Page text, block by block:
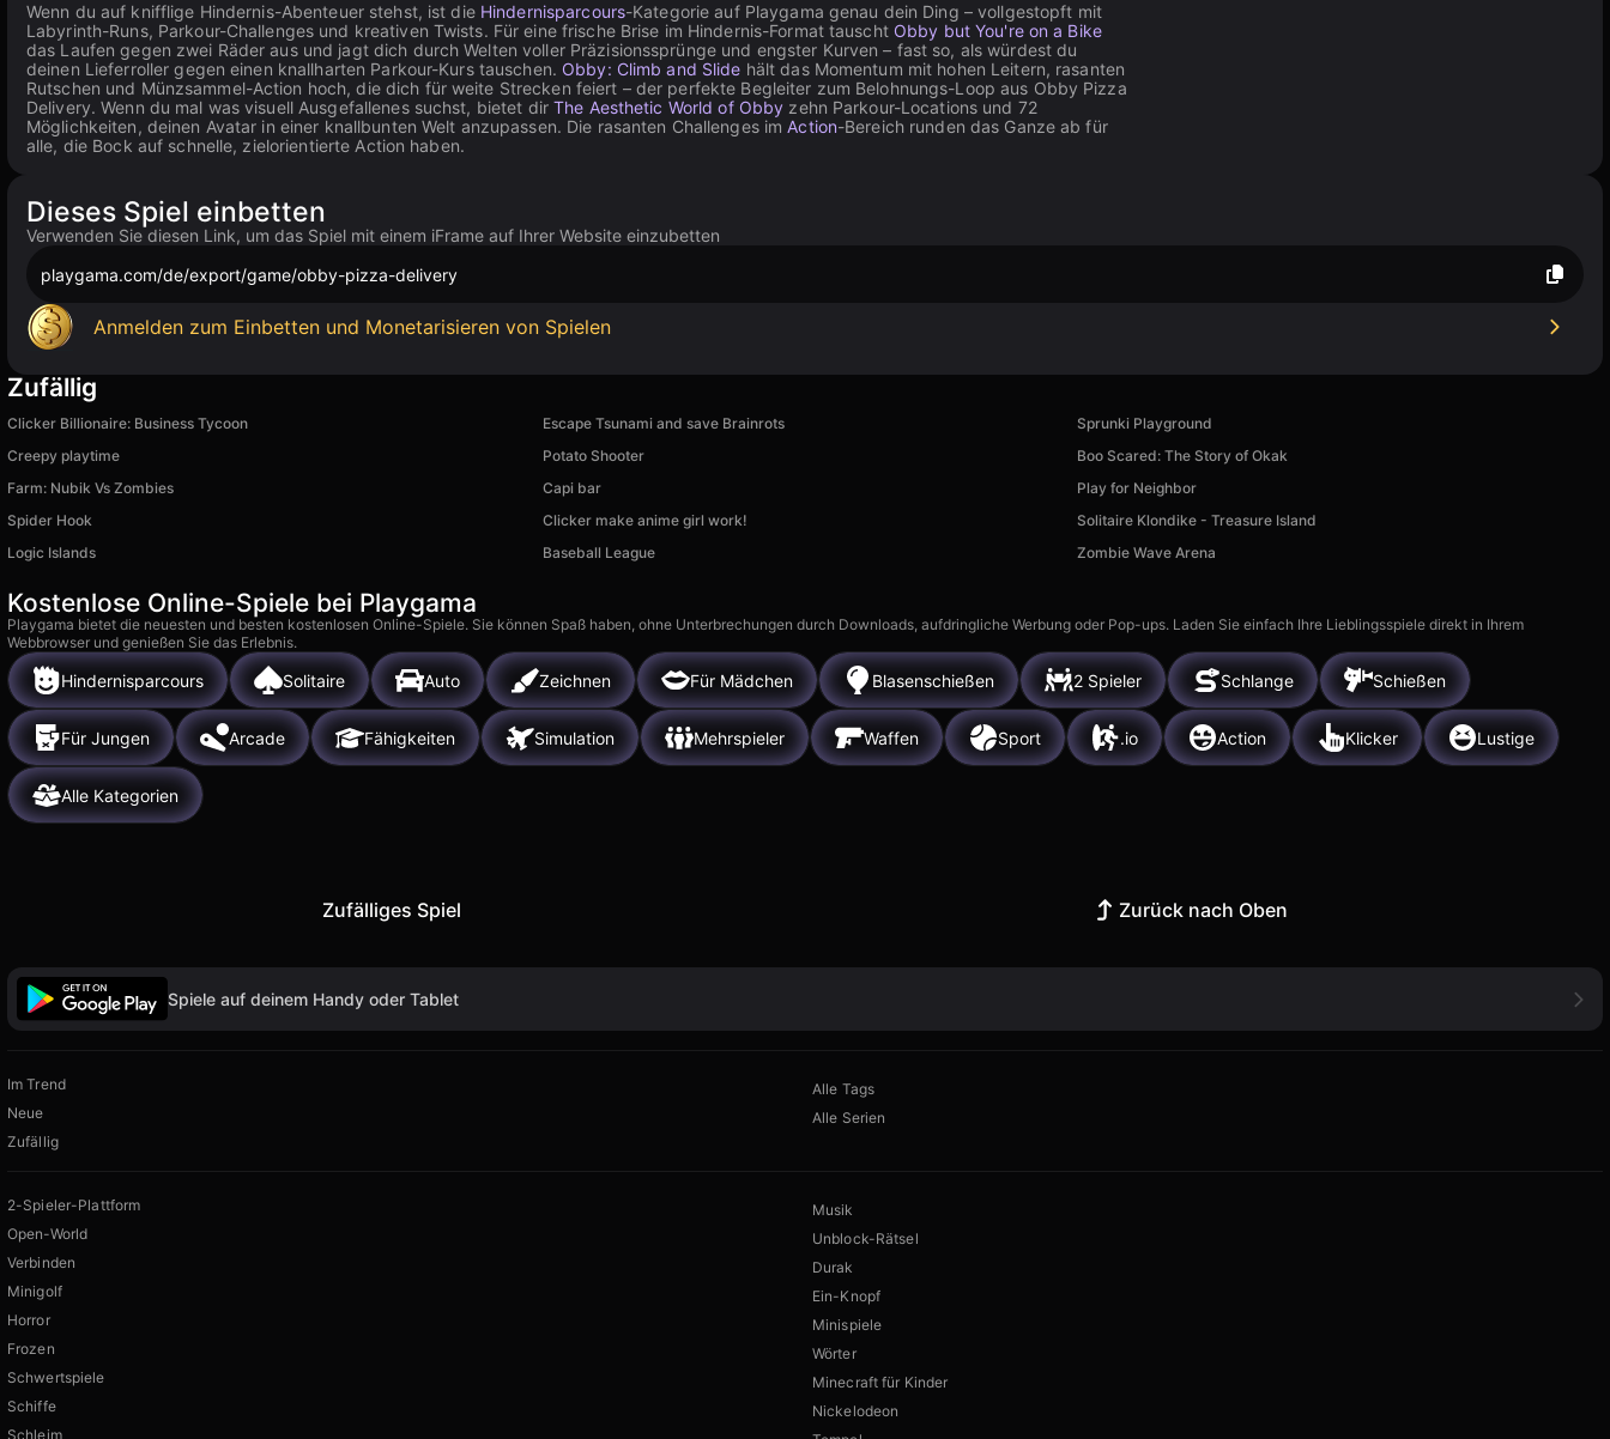
Wenn du auf knifflige Hindernis-Abenteuer stehst, ist die Hindernisparcours-Kategorie auf Playgama genau dein Ding – vollgestopft mit
Labyrinth-Runs, Parkour-Challenges und kreativen Twists. Für eine frische Brise im Hindernis-Format tauscht Obby but You're on a Bike
das Laufen gegen zwei Räder aus und jagt dich durch Welten voller Präzisionssprünge und engster Kurven – fast so, als würdest du
deinen Lieferroller gegen einen knallharten Parkour-Kurs tauschen. Obby: Climb and Slide hält das Momentum mit hohen Leitern, rasanten
Rutschen und Münzsammel-Action hoch, die dich für weite Strecken feiert – der perfekte Begleiter zum Belohnungs-Loop aus Obby Pizza
Delivery. Wenn du mal was visuell Ausgefallenes suchst, bietet dirThe Aesthetic World of Obby zehn Parkour-Locations und 72
Möglichkeiten, deinen Avatar in einer knallbunten Welt anzupassen. Die rasanten Challenges imAction-Bereich runden das Ganze ab für
alle, die Bock auf schnelle, zielorientierte Action haben.
Dieses Spiel einbetten
Verwenden Sie diesen Link, um das Spiel mit einem iFrame auf Ihrer Website einzubetten
playgama.com/de/export/game/obby-pizza-delivery
Anmelden zum Einbetten und Monetarisieren von Spielen
Zufällig
Clicker Billionaire: Business Tycoon Escape Tsunami and save Brainrots
Sprunki Playground
Creepy playtime
Potato Shooter
Boo Scared: The Story of Okak
Farm: Nubik Vs Zombies
Capi bar
Play for Neighbor
Spider Hook
Clicker make anime girl work!
Solitaire Klondike - Treasure Island
Logic Islands
Baseball League Zombie Wave Arena
Kostenlose Online-Spiele bei Playgama
Playgama bietet die neuesten und besten kostenlosen Online-Spiele. Sie können Spaß haben, ohne Unterbrechungen durch Downloads, aufdringliche Werbung oder Pop-ups. Laden Sie einfach Ihre Lieblingsspiele direkt in Ihrem
Webbrowser und genießen Sie das Erlebnis.
Hindernisparcours Solitaire Auto Zeichnen Für Mädchen Blasenschießen 2 Spieler Schlange Schießen
Für Jungen Arcade Fähigkeiten Simulation Mehrspieler Waffen Sport .io Action Klicker Lustige
Alle Kategorien
Zufälliges Spiel Zurück nach Oben
Spiele auf deinem Handy oder Tablet
Im Trend
Neue
Zufällig
Alle Tags
Alle Serien
2-Spieler-Plattform
Open-World
Verbinden
Minigolf
Horror
Frozen
Schwertspiele
Schiffe
Schleim
Musik
Unblock-Rätsel
Durak
Ein-Knopf
Minispiele
Wörter
Minecraft für Kinder
Nickelodeon